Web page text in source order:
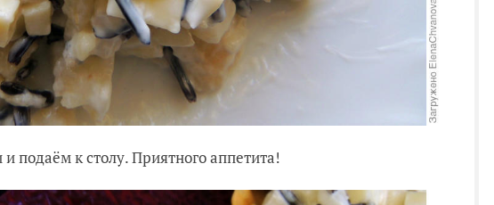
подаём к столу. Приятного аппетита!